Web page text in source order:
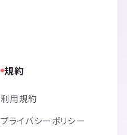
規約
利用規約
プライバシーポリシー